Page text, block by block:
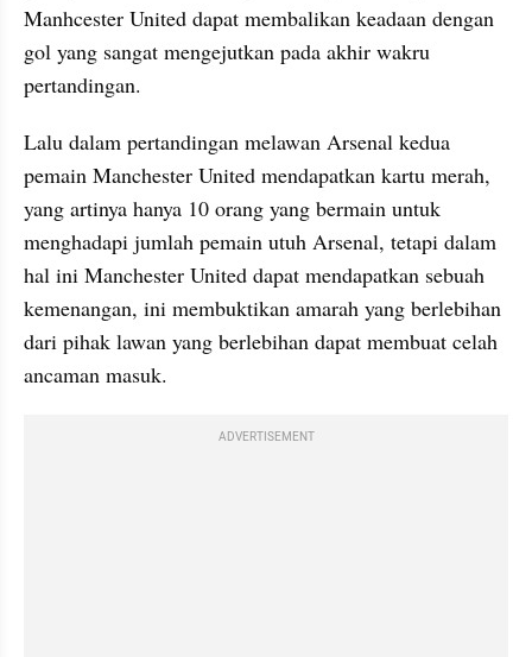
Manhcester United dapat membalikan keadaan dengan
gol yang sangat mengejutkan pada akhir wakru
pertandingan.
Lalu dalam pertandingan melawan Arsenal kedua
pemain Manchester United mendapatkan kartu merah,
yang artinya hanya 10 orang yang bermain untuk
menghadapi jumlah pemain utuh Arsenal, tetapi dalam
hal ini Manchester United dapat mendapatkan sebuah
kemenangan, ini membuktikan amarah yang berlebihan
dari pihak lawan yang berlebihan dapat membuat celah
ancaman masuk.
ADVERTISEMENT